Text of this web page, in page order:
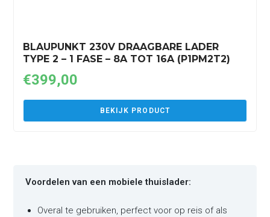
BLAUPUNKT 230V DRAAGBARE LADER
TYPE 2 – 1 FASE – 8A TOT 16A (P1PM2T2)
€399,00
BEKIJK PRODUCT
Voordelen van een mobiele thuislader:
Overal te gebruiken, perfect voor op reis of als